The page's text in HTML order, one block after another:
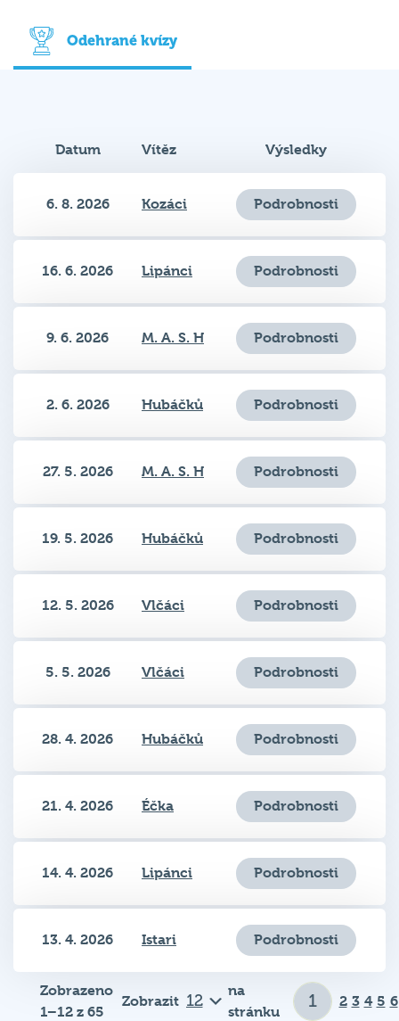
Odehrané kvízy
Datum Vítěz Výsledky
6. 8. 2026 Kozáci Podrobnosti
16. 6. 2026 Lipánci Podrobnosti
9. 6. 2026 M. A. S. H Podrobnosti
2. 6. 2026 Hubáčků Podrobnosti
27. 5. 2026 M. A. S. H Podrobnosti
19. 5. 2026 Hubáčků Podrobnosti
12. 5. 2026 Vlčáci Podrobnosti
5. 5. 2026 Vlčáci Podrobnosti
28. 4. 2026 Hubáčků Podrobnosti
21. 4. 2026 Éčka Podrobnosti
14. 4. 2026 Lipánci Podrobnosti
13. 4. 2026 Istari Podrobnosti
Zobrazeno
1–12 z 65
Zobrazit
na
stránku
2 3 4 5 6